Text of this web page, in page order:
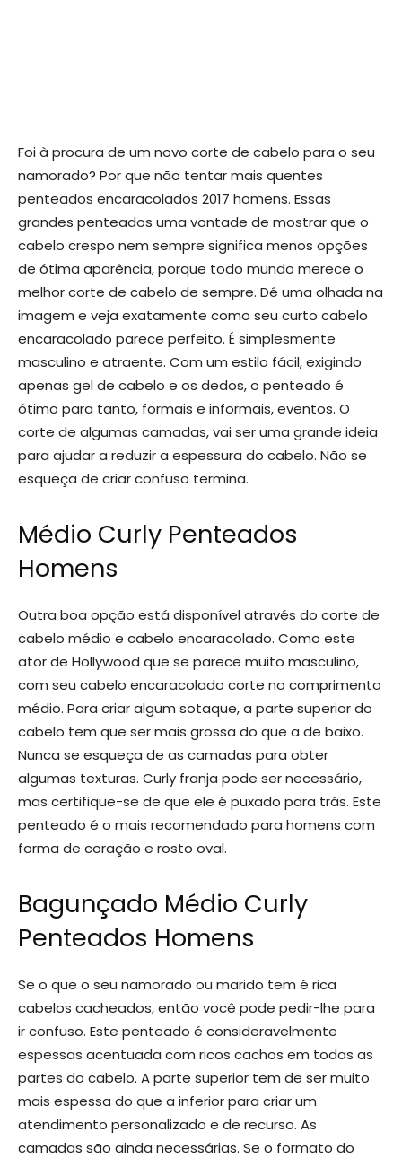
Foi à procura de um novo corte de cabelo para o seu
namorado? Por que não tentar mais quentes
penteados encaracolados 2017 homens. Essas
grandes penteados uma vontade de mostrar que o
cabelo crespo nem sempre significa menos opções
de ótima aparência, porque todo mundo merece o
melhor corte de cabelo de sempre. Dê uma olhada na
imagem e veja exatamente como seu curto cabelo
encaracolado parece perfeito. É simplesmente
masculino e atraente. Com um estilo fácil, exigindo
apenas gel de cabelo e os dedos, o penteado é
ótimo para tanto, formais e informais, eventos. O
corte de algumas camadas, vai ser uma grande ideia
para ajudar a reduzir a espessura do cabelo. Não se
esqueça de criar confuso termina.
Médio Curly Penteados
Homens
Outra boa opção está disponível através do corte de
cabelo médio e cabelo encaracolado. Como este
ator de Hollywood que se parece muito masculino,
com seu cabelo encaracolado corte no comprimento
médio. Para criar algum sotaque, a parte superior do
cabelo tem que ser mais grossa do que a de baixo.
Nunca se esqueça de as camadas para obter
algumas texturas. Curly franja pode ser necessário,
mas certifique-se de que ele é puxado para trás. Este
penteado é o mais recomendado para homens com
forma de coração e rosto oval.
Bagunçado Médio Curly
Penteados Homens
Se o que o seu namorado ou marido tem é rica
cabelos cacheados, então você pode pedir-lhe para
ir confuso. Este penteado é consideravelmente
espessas acentuada com ricos cachos em todas as
partes do cabelo. A parte superior tem de ser muito
mais espessa do que a inferior para criar um
atendimento personalizado e de recurso. As
camadas são ainda necessárias. Se o formato do